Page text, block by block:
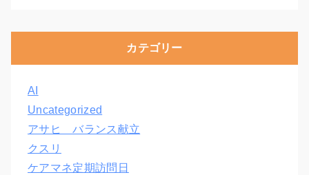
カテゴリー
AI
Uncategorized
アサヒ バランス献立
クスリ
ケアマネ定期訪問日